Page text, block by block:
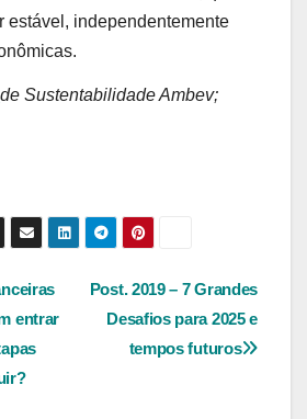
estável, independentemente
de Sustentabilidade Ambev;
Post. 2019 – 7 Grandes
Desafios para 2025 e
tempos futuros
entrar